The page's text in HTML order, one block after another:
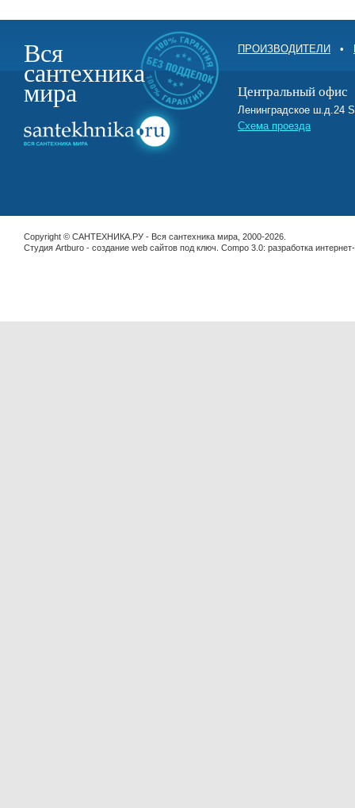
Вся
сантехника
мира
ПРОИЗВОДИТЕЛИ •
Центральный офис
Ленинградское ш.д.24
Схема проезда
Copyright © САНТЕХНИКА.РУ - Вся сантехника мира, 2000-2026.
Студия Artburo - cоздание web сайтов под ключ . Compo 3.0: разработка